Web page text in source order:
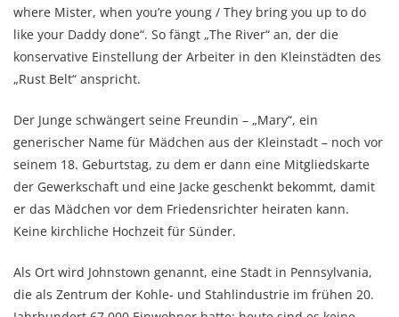
where Mister, when you’re young / They bring you up to do
like your Daddy done“. So fängt „The River“ an, der die
konservative Einstellung der Arbeiter in den Kleinstädten des
„Rust Belt“ anspricht.
Der Junge schwängert seine Freundin – „Mary“, ein
generischer Name für Mädchen aus der Kleinstadt – noch vor
seinem 18. Geburtstag, zu dem er dann eine Mitgliedskarte
der Gewerkschaft und eine Jacke geschenkt bekommt, damit
er das Mädchen vor dem Friedensrichter heiraten kann.
Keine kirchliche Hochzeit für Sünder.
Als Ort wird Johnstown genannt, eine Stadt in Pennsylvania,
die als Zentrum der Kohle- und Stahlindustrie im frühen 20.